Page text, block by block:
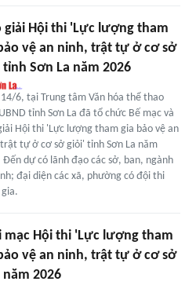
giải Hội thi 'Lực lượng tham
vệ an ninh, trật tự ở cơ sở
Sơn La năm 2026
14/6, tại Trung tâm Văn hóa thể thao
tỉnh Sơn La đã tổ chức Bế mạc và
Hội thi 'Lực lượng tham gia bảo vệ an
tự ở cơ sở giỏi' tỉnh Sơn La năm
Đến dự có lãnh đạo các sở, ban, ngành
đại diện các xã, phường có đội thi
mạc Hội thi 'Lực lượng tham
vệ an ninh, trật tự ở cơ sở
2026